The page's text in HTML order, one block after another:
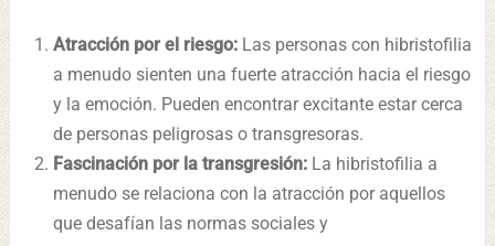
Atracción por el riesgo:Las personas con hibristofilia
a menudo sienten una fuerte atracción hacia el riesgo
y la emoción. Pueden encontrar excitante estar cerca
de personas peligrosas o transgresoras.
Fascinación por la transgresión:La hibristofilia a
menudo se relaciona con la atracción por aquellos
que desafían las normas sociales y